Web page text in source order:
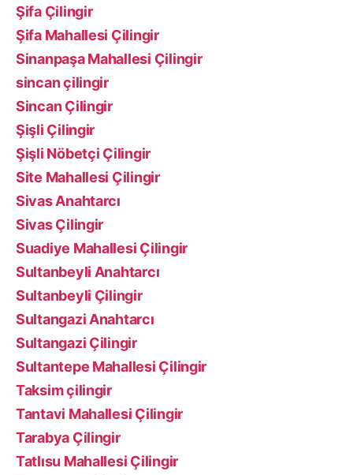
Şifa Çilingir
Şifa Mahallesi Çilingir
Sinanpaşa Mahallesi Çilingir
sincan çilingir
Sincan Çilingir
Şişli Çilingir
Şişli Nöbetçi Çilingir
Site Mahallesi Çilingir
Sivas Anahtarcı
Sivas Çilingir
Suadiye Mahallesi Çilingir
Sultanbeyli Anahtarcı
Sultanbeyli Çilingir
Sultangazi Anahtarcı
Sultangazi Çilingir
Sultantepe Mahallesi Çilingir
Taksim çilingir
Tantavi Mahallesi Çilingir
Tarabya Çilingir
Tatlısu Mahallesi Çilingir